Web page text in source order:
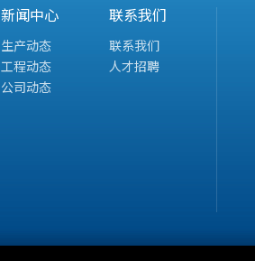
新闻中心
生产动态
工程动态
公司动态
联系我们
联系我们
人才招聘